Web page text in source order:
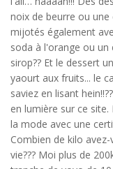
noix de beurre ou
mijotés également
soda à l'orange ou un
sirop?? Et le dessert
yaourt aux fruits... le
saviez en lisant
en lumière sur ce
la mode avec une
Combien de kilo
vie??? Moi plus de